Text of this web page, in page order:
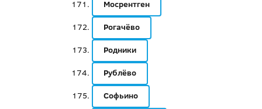
Мосрентген
Рогачёво
Родники
Рублёво
Софьино